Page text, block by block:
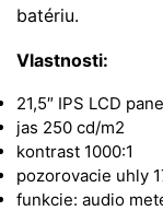
batériu.
Vlastnosti:
21,5″ IPS LCD
jas 250 cd/m2
kontrast 1000:1
pozorovacie uhly
funkcie: audio